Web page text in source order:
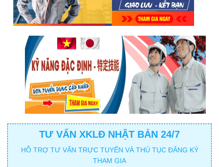
TƯ VẤN XKLĐ NHẬT BẢN 24/7
HỖ TRỢ TƯ VẤN TRỰC TUYẾN VÀ THỦ TỤC ĐĂNG KÝ
THAM GIA